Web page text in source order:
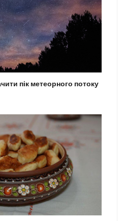
пік метеорного потоку